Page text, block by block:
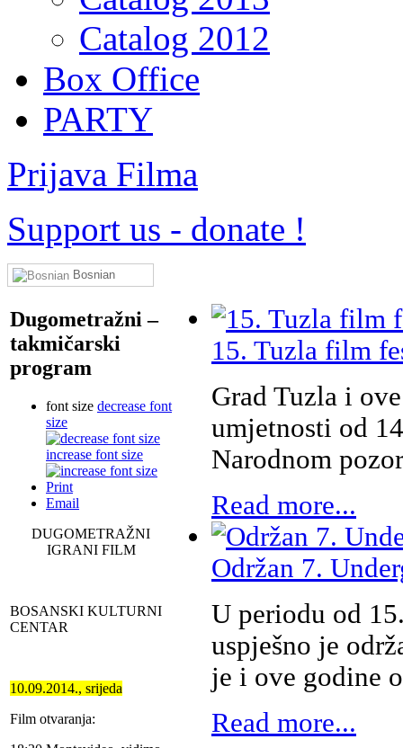
Catalog 2012
Box Office
PARTY
Prijava Filma
Support us - donate !
Bosnian
Dugometražni –
takmičarski
program
font size decrease font
size
increase font size
Print
Email
DUGOMETRAŽNI
IGRANI FILM
BOSANSKI KULTURNI
CENTAR
10.09.2014., srijeda
Film otvaranja:
15. Tuzla film
Grad Tuzla i
umjetnosti od
Narodnom
Read more...
Održan 7.
U periodu od
uspješno je
je i ove godine
Read more...